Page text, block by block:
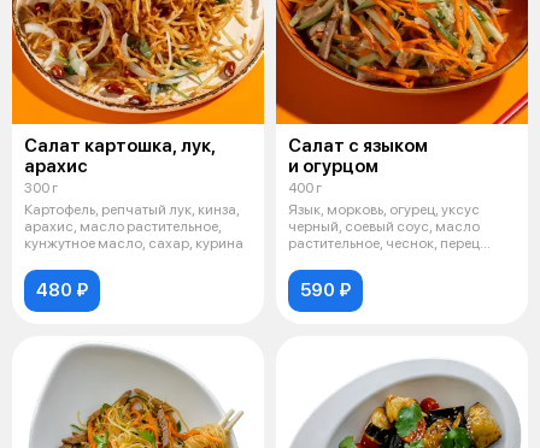
Салат картошка, лук,
арахис
300 г
Картофель, репчатый лук, кинза,
арахис, масло растительное,
кунжутное масло, сахар, курина
480 ₽
Салат с языком
и огурцом
400 г
Язык, морковь, огурец, уксус
черный, соевый соус, масло
растительное, чеснок, перец
590 ₽